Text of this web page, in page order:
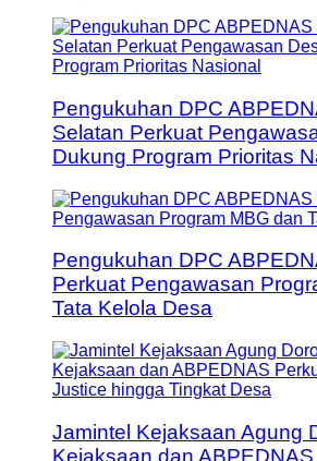
Pengukuhan DPC
Selatan Perkuat
Dukung Program Prioritas
Pengukuhan DPC
Perkuat Pengawasan
Tata Kelola Desa
Jamintel Kejaksaan Agung
Kejaksaan dan